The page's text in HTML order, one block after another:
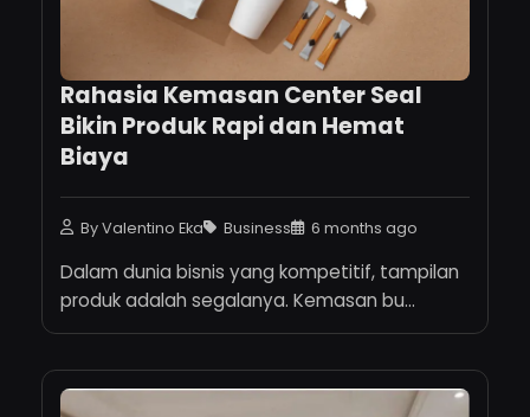
Rahasia Kemasan Center Seal
Bikin Produk Rapi dan Hemat
Biaya
By Valentino Eka Business 6 months ago
Dalam dunia bisnis yang kompetitif, tampilan
produk adalah segalanya. Kemasan bu...